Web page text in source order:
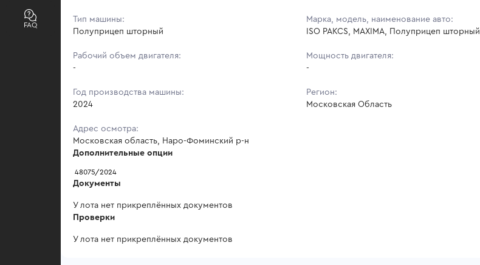
FAQ
Тип машины:
Полуприцеп шторный
Марка, модель, наименование авто:
ISO PAKCS, MAXIMA, Полуприцеп шторный
Рабочий объем двигателя:
-
Мощность двигателя:
-
Год производства машины:
2024
Регион:
Московская Область
Адрес осмотра:
Московская область, Наро-Фоминский р-н
Дополнительные опции
48075/2024
Документы
У лота нет прикреплённых документов
Проверки
У лота нет прикреплённых документов